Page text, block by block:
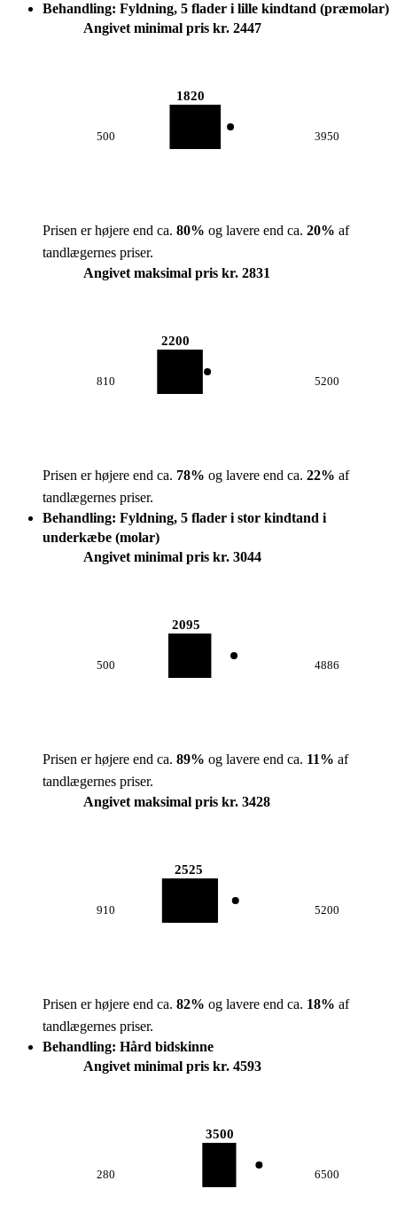
Behandling: Fyldning, 5 flader i lille kindtand (præmolar)
Angivet minimal pris kr. 2447
500
1820
3950
Prisen er højere end ca. 80% og lavere end ca. 20% af
tandlægernes priser.
Angivet maksimal pris kr. 2831
810
2200
5200
Prisen er højere end ca. 78% og lavere end ca. 22% af
tandlægernes priser.
Behandling: Fyldning, 5 flader i stor kindtand i
underkæbe (molar)
Angivet minimal pris kr. 3044
500
2095
4886
Prisen er højere end ca. 89% og lavere end ca. 11% af
tandlægernes priser.
Angivet maksimal pris kr. 3428
910
2525
5200
Prisen er højere end ca. 82% og lavere end ca. 18% af
tandlægernes priser.
Behandling: Hård bidskinne
Angivet minimal pris kr. 4593
280
3500
6500